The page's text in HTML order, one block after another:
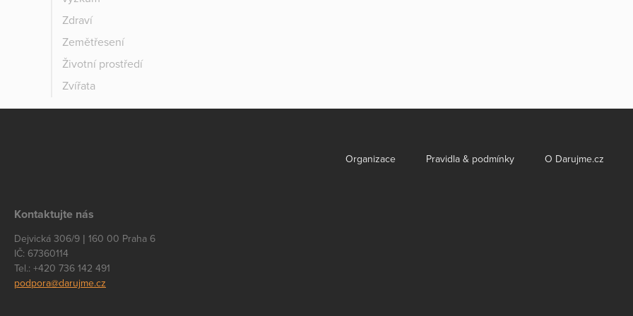
Zdraví
Zemětřesení
Životní prostředí
Zvířata
Organizace Pravidla & podmínky O Darujme.cz
Kontaktujte nás
Dejvická 306/9 | 160 00 Praha 6
IČ: 67360114
Tel.: +420 736 142 491
podpora@darujme.cz